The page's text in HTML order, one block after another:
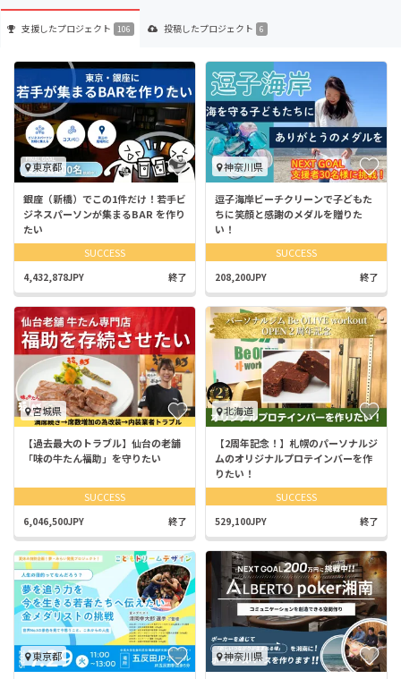
支援したプロジェクト 106 投稿したプロジェクト 6
東京都
銀座（新橋）でこの1件だけ！若手ビ
ジネスパーソンが集まるBAR を作り
たい
SUCCESS
4,432,878JPY 終了
神奈川県
逗子海岸ビーチクリーンで子どもた
ちに笑顔と感謝のメダルを贈りた
い！
SUCCESS
208,200JPY 終了
宮城県
【過去最大のトラブル】仙台の老舗
「味の牛たん福助」を守りたい
SUCCESS
6,046,500JPY 終了
北海道
【2周年記念！】札幌のパーソナルジ
ムのオリジナルプロテインバーを作
りたい！
SUCCESS
529,100JPY 終了
東京都 神奈川県